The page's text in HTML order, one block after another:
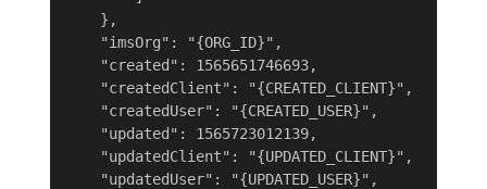
    },
    "imsOrg": "{ORG_ID}",
    "created": 1565651746693,
    "createdClient": "{CREATED_CLIENT}",
    "createdUser": "{CREATED_USER}",
    "updated": 1565723012139,
    "updatedClient": "{UPDATED_CLIENT}",
    "updatedUser": "{UPDATED_USER}",